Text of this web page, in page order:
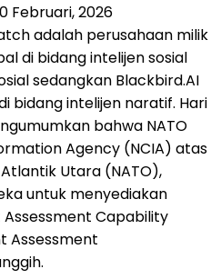
Februari, 2026
adalah perusahaan milik
di bidang intelijen sosial
sedangkan Blackbird.AI
bidang intelijen naratif. Hari
bahwa NATO
Agency (NCIA) atas
Utara (NATO),
untuk menyediakan
Capability
Assessment